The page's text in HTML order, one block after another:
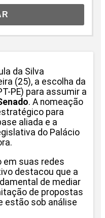
da Silva
(25), a escolha da
PE) para assumir a
. A nomeação
para
aliada e a
do Palácio
em suas redes
destacou que a
de mediar
de propostas
estão sob análise